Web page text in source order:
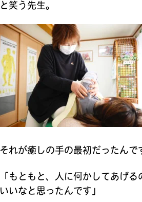
と笑う先生。
それが癒しの手の最初だったんで
「もともと、人に何かしてあげ
いいなと思ったんです」